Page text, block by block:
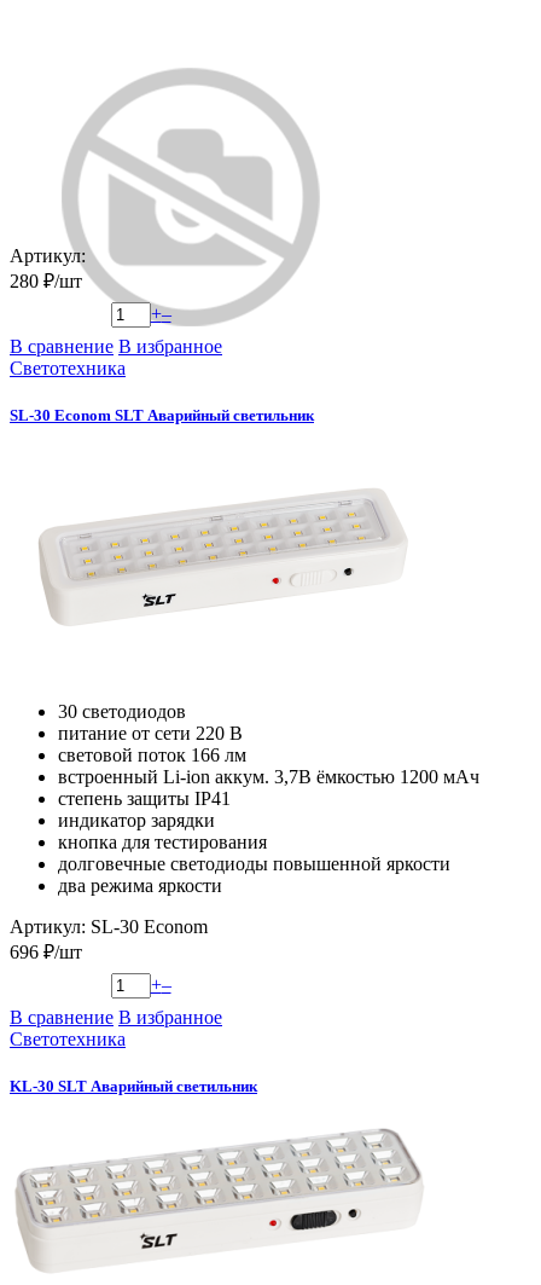
Артикул:
280 ₽/шт
+–
В сравнение В избранное
Светотехника
SL-30 Econom SLT Аварийный светильник
30 светодиодов
питание от сети 220 В
световой поток 166 лм
встроенный Li-ion аккум. 3,7В ёмкостью 1200 мАч
степень защиты IP41
индикатор зарядки
кнопка для тестирования
долговечные светодиоды повышенной яркости
два режима яркости
Артикул: SL-30 Econom
696 ₽/шт
+–
В сравнение В избранное
Светотехника
KL-30 SLT Аварийный светильник